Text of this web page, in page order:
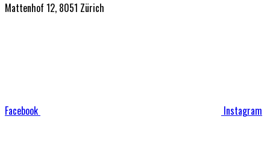
Mattenhof 12, 8051 Zürich
Facebook Instagram